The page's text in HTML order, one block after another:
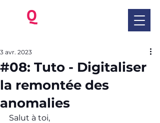
Q
Benoit Kriegel
#08: Tuto - Digitaliser
la remontée des
anomalies
3 avr. 2023
Salut à toi,